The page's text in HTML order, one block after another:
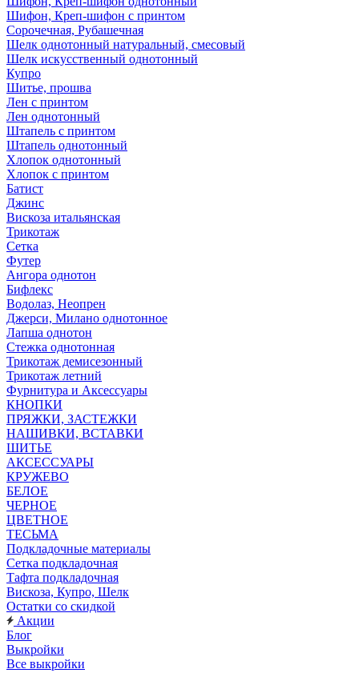
Шифон, Креп-шифон с принтом
Сорочечная, Рубашечная
Шелк однотонный натуральный, смесовый
Шелк искусственный однотонный
Купро
Шитье, прошва
Лен с принтом
Лен однотонный
Штапель с принтом
Штапель однотонный
Хлопок однотонный
Хлопок с принтом
Батист
Джинс
Вискоза итальянская
Трикотаж
Сетка
Футер
Ангора однотон
Бифлекс
Водолаз, Неопрен
Джерси, Милано однотонное
Лапша однотон
Стежка однотонная
Трикотаж демисезонный
Трикотаж летний
Фурнитура и Аксессуары
КНОПКИ
ПРЯЖКИ, ЗАСТЕЖКИ
НАШИВКИ, ВСТАВКИ
ШИТЬЕ
АКСЕССУАРЫ
КРУЖЕВО
БЕЛОЕ
ЧЕРНОЕ
ЦВЕТНОЕ
ТЕСЬМА
Подкладочные материалы
Сетка подкладочная
Тафта подкладочная
Вискоза, Купро, Шелк
Остатки со скидкой
Акции
Блог
Выкройки
Все выкройки